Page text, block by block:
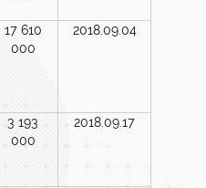
17 610
000
2018.09.04
3 193
000
2018.09.17